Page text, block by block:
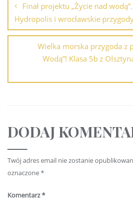
Finał projektu „Życie nad
Hydropolis i wrocławskie
Wielka morska przygoda z
Wodą”! Klasa 5b z
DODAJ
Twój adres email nie zostanie
oznaczone*
Komentarz*